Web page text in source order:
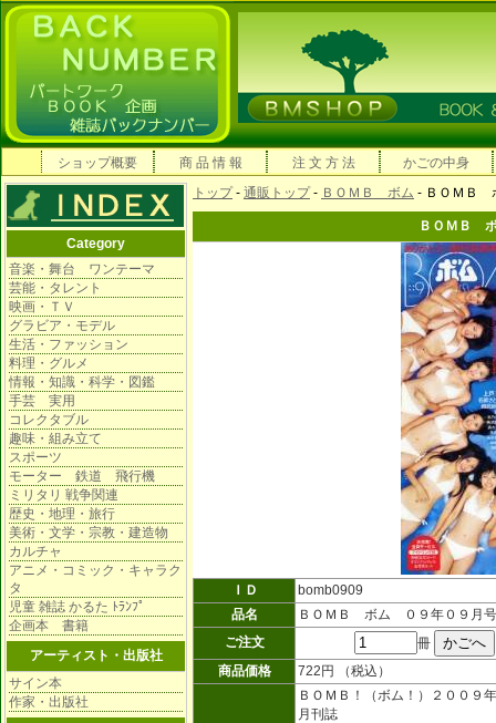
ショップ概要 商 品 情 報 注 文 方 法 かごの中身
Category
音楽・舞台 ワンテーマ
芸能・タレント
映画・ＴＶ
グラビア・モデル
生活・ファッション
料理・グルメ
情報・知識・科学・図鑑
手芸 実用
コレクタブル
趣味・組み立て
スポーツ
モーター 鉄道 飛行機
ミリタリ 戦争関連
歴史・地理・旅行
美術・文学・宗教・建造物
カルチャ
アニメ・コミック・キャラク
タ
児童 雑誌 かるた ﾄﾗﾝﾌﾟ
企画本 書籍
アーティスト・出版社
サイン本
作家・出版社
トップ- 通販トップ- ＢＯＭＢ ボム - ＢＯＭＢ
ＢＯＭＢ
ＩＤ
bomb0909
品名
ＢＯＭＢ ボム ０９年０９月号
ご注文
冊
商品価格
722円 （税込）
ＢＯＭＢ！（ボム！）２００９
月刊誌